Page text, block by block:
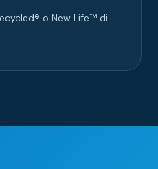
o New Life™ di